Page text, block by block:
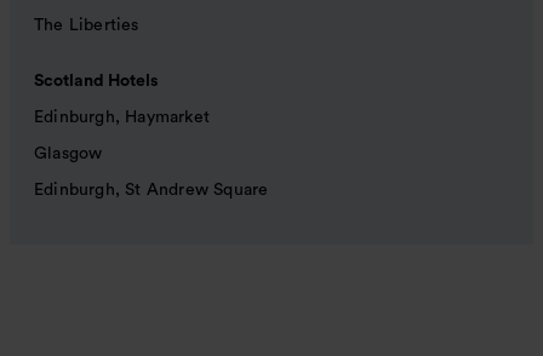
The Liberties
Scotland Hotels
Edinburgh, Haymarket
Glasgow
Edinburgh, St Andrew Square